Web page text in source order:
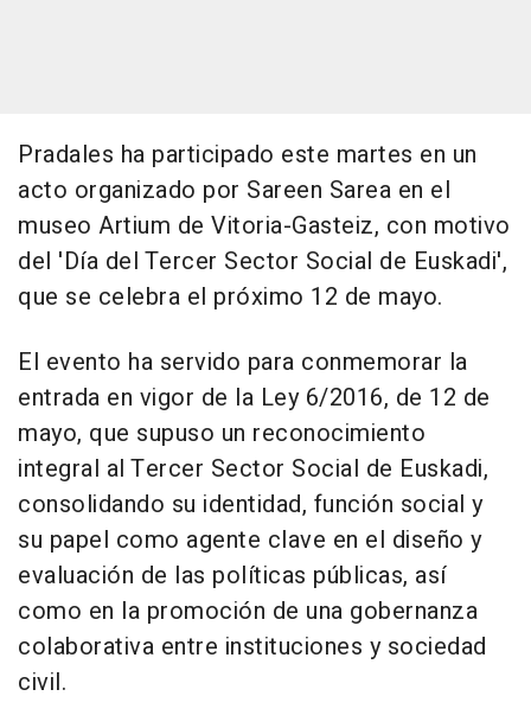
Pradales ha participado este martes en un
acto organizado por Sareen Sarea en el
museo Artium de Vitoria-Gasteiz, con motivo
del 'Día del Tercer Sector Social de Euskadi',
que se celebra el próximo 12 de mayo.
El evento ha servido para conmemorar la
entrada en vigor de la Ley 6/2016, de 12 de
mayo, que supuso un reconocimiento
integral al Tercer Sector Social de Euskadi,
consolidando su identidad, función social y
su papel como agente clave en el diseño y
evaluación de las políticas públicas, así
como en la promoción de una gobernanza
colaborativa entre instituciones y sociedad
civil.